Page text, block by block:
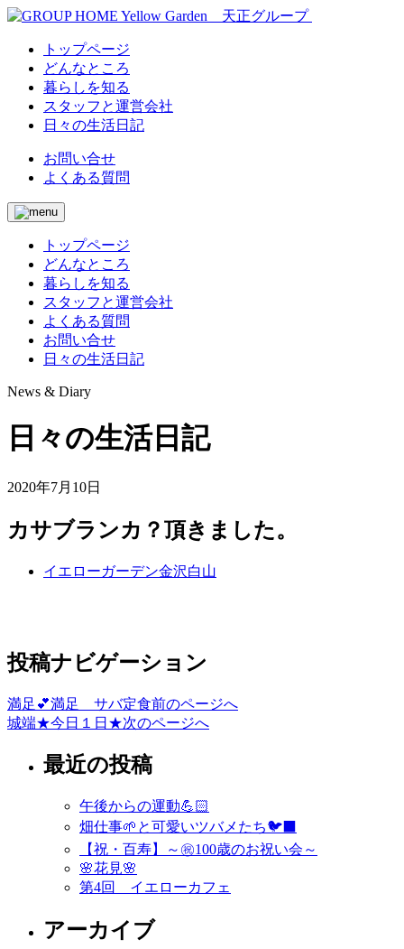
トップページ
どんなところ
暮らしを知る
スタッフと運営会社
日々の生活日記
お問い合せ
よくある質問
トップページ
どんなところ
暮らしを知る
スタッフと運営会社
よくある質問
お問い合せ
日々の生活日記
News & Diary
日々の生活日記
2020年7月10日
カサブランカ？頂きました。
イエローガーデン金沢白山
投稿ナビゲーション
満足💕満足 サバ定食前のページへ
城端★今日１日★次のページへ
最近の投稿
午後からの運動💪🏻
畑仕事🌱と可愛いツバメたち🐦‍⬛
【祝・百寿】～㊗️100歳のお祝い会～
🌸花見🌸
第4回 イエローカフェ
アーカイブ